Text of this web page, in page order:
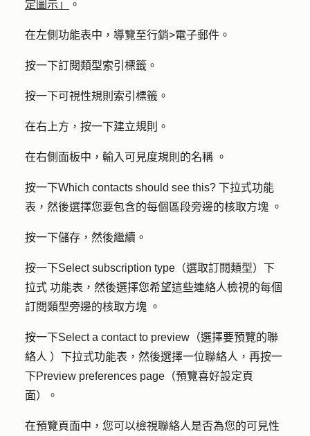
定圖示」
。
在左側功能表中，導覽至行銷>電子郵件 。
按一下訂閱類型索引標籤。
按一下可視性規則 索引標籤。
在右上方，按一下建立規則 。
在右側面板中，輸入可見度規則的名稱 。
按一下Which contacts should see this? 下拉式功能
表，然後選擇您要包含的每個區段旁邊的核取方塊 。
按一下儲存，然後繼續 。
按一下Select subscription type（選取訂閱類型）下
拉式 功能表，然後選擇您希望這些連絡人檢視的每個
訂閱類型旁邊的核取方塊 。
按一下Select a contact to preview（選擇要預覽的聯
絡人 ）下拉式功能表，然後選擇一位聯絡人 ，再按一
下Preview preferences page（預覽喜好設定頁
面）。
在預覽頁面中，您可以檢視聯絡人是否為您的可見性